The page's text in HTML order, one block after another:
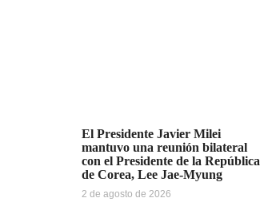
El Presidente Javier Milei
mantuvo una reunión bilateral
con el Presidente de la República
de Corea, Lee Jae-Myung
2 de agosto de 2026